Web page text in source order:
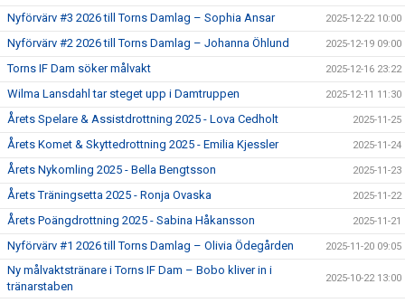
Nyförvärv #3 2026 till Torns Damlag – Sophia Ansar 2025-12-22 10:00
Nyförvärv #2 2026 till Torns Damlag – Johanna Öhlund 2025-12-19 09:00
Torns IF Dam söker målvakt 2025-12-16 23:22
Wilma Lansdahl tar steget upp i Damtruppen 2025-12-11 11:30
Årets Spelare & Assistdrottning 2025 - Lova Cedholt 2025-11-25
Årets Komet & Skyttedrottning 2025 - Emilia Kjessler 2025-11-24
Årets Nykomling 2025 - Bella Bengtsson 2025-11-23
Årets Träningsetta 2025 - Ronja Ovaska 2025-11-22
Årets Poängdrottning 2025 - Sabina Håkansson 2025-11-21
Nyförvärv #1 2026 till Torns Damlag – Olivia Ödegården 2025-11-20 09:05
Ny målvaktstränare i Torns IF Dam – Bobo kliver in i
tränarstaben
2025-10-22 13:00